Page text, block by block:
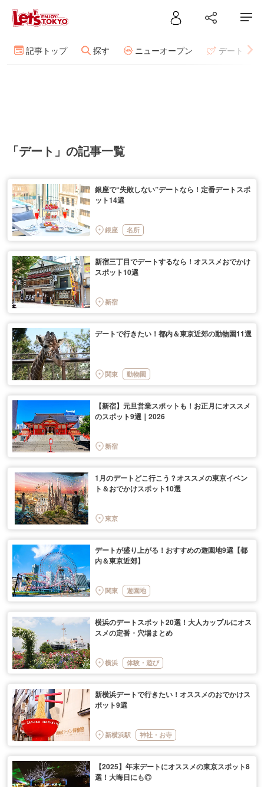
記事トップ 探す ニューオープン デート
「デート」の記事一覧
銀座で“失敗しない”デートなら！定番デートスポ
ット14選
銀座 名所
新宿三丁目でデートするなら！オススメおでかけ
スポット10選
新宿
デートで行きたい！都内＆東京近郊の動物園11選
関東 動物園
【新宿】元旦営業スポットも！お正月にオススメ
のスポット9選｜2026
新宿
1月のデートどこ行こう？オススメの東京イベン
ト＆おでかけスポット10選
東京
デートが盛り上がる！おすすめの遊園地9選【都
内＆東京近郊】
関東 遊園地
横浜のデートスポット20選！大人カップルにオス
スメの定番・穴場まとめ
横浜 体験・遊び
新横浜デートで行きたい！オススメのおでかけス
ポット9選
新横浜駅 神社・お寺
【2025】年末デートにオススメの東京スポット8
選！大晦日にも◎